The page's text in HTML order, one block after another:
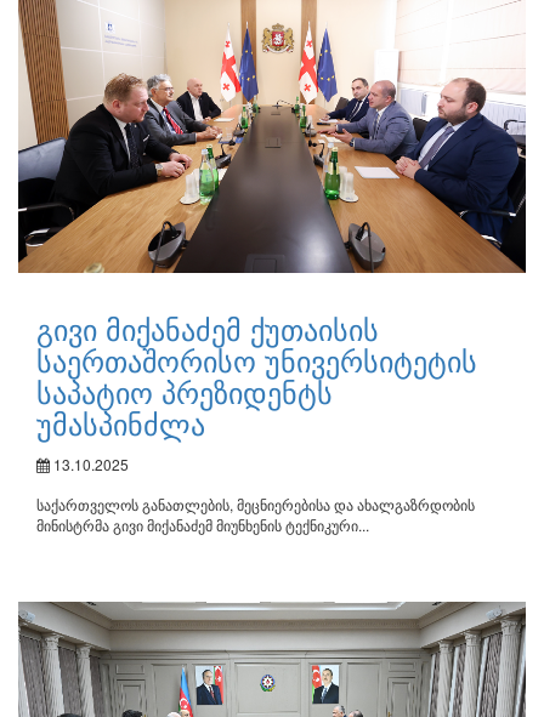
გივი მიქანაძემ ქუთაისის
საერთაშორისო უნივერსიტეტის
საპატიო პრეზიდენტს
უმასპინძლა
13.10.2025
საქართველოს განათლების, მეცნიერებისა და ახალგაზრდობის
მინისტრმა გივი მიქანაძემ მიუნხენის ტექნიკური...